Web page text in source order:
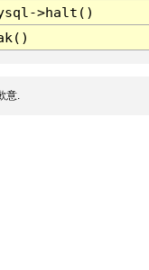
>halt()
意.